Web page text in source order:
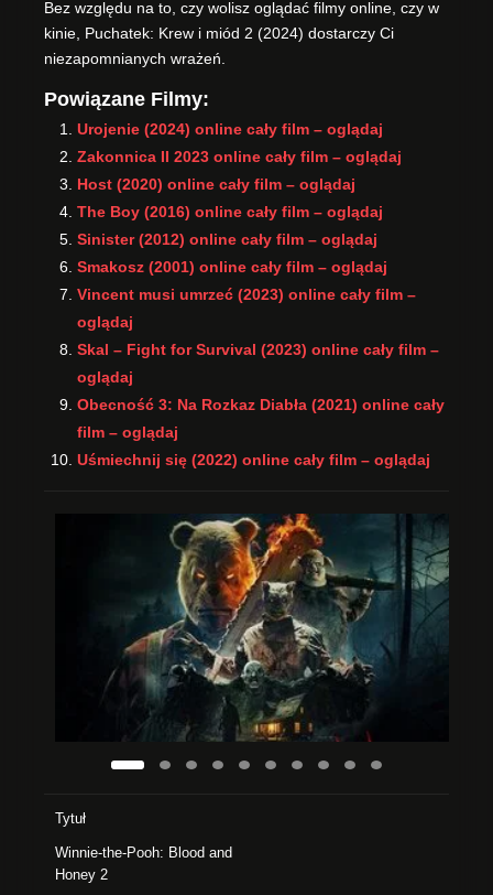
Bez względu na to, czy wolisz oglądać filmy online, czy w
kinie, Puchatek: Krew i miód 2 (2024) dostarczy Ci
niezapomnianych wrażeń.
Powiązane Filmy:
Urojenie (2024) online cały film – oglądaj
Zakonnica II 2023 online cały film – oglądaj
Host (2020) online cały film – oglądaj
The Boy (2016) online cały film – oglądaj
Sinister (2012) online cały film – oglądaj
Smakosz (2001) online cały film – oglądaj
Vincent musi umrzeć (2023) online cały film –
oglądaj
Skal – Fight for Survival (2023) online cały film –
oglądaj
Obecność 3: Na Rozkaz Diabła (2021) online cały
film – oglądaj
Uśmiechnij się (2022) online cały film – oglądaj
Tytuł
Winnie-the-Pooh: Blood and
Honey 2